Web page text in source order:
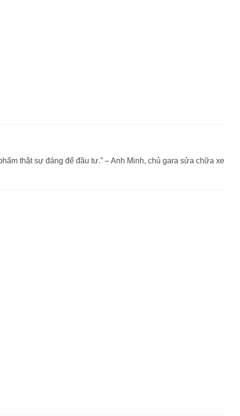
thật sự đáng để đầu tư.” – Anh Minh, chủ gara sửa chữa xe